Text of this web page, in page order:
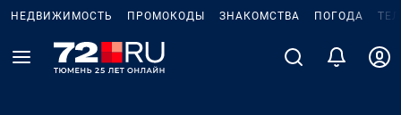
НЕДВИЖИМОСТЬ ПРОМОКОДЫ ЗНАКОМСТВА ПОГОДА